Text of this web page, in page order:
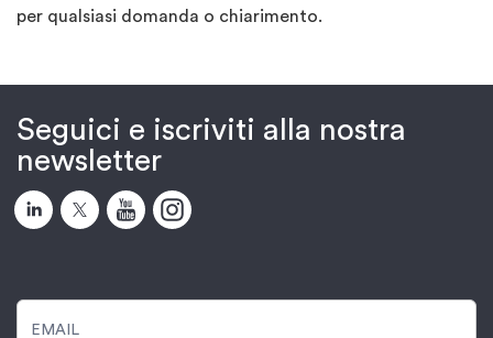
per qualsiasi domanda o chiarimento.
Seguici e iscriviti alla nostra
newsletter